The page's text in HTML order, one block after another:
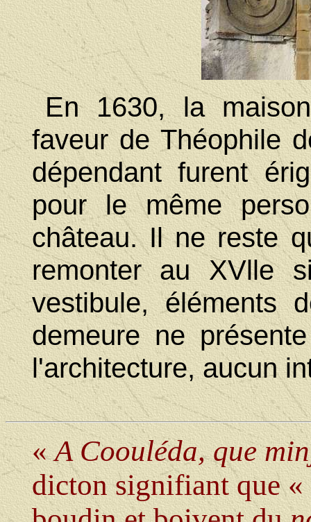
En 1630, la
faveur de Théophile
dépendant furent
pour le même
château. Il ne reste
remonter au XVlle
vestibule, éléments
demeure ne
l'architecture, aucun
«A Coouléda, que
dicton signifiant que